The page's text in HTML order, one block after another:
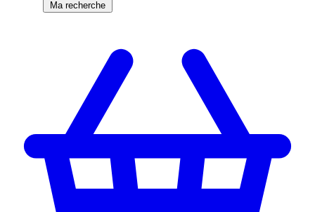
Ma recherche